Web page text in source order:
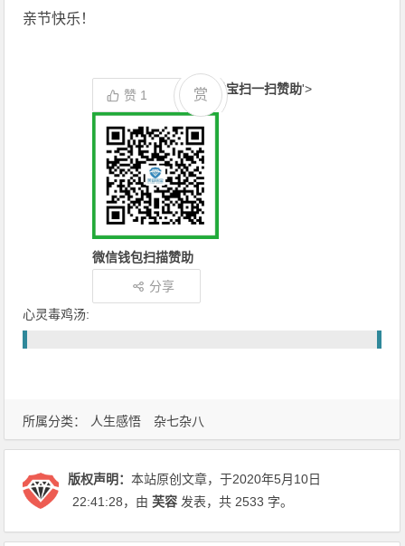
所属分类： 人生感悟 杂七杂八
亲节快乐！
赞 1 支付宝扫一扫赞助
微信钱包扫描赞助
'>
赏
分享
心灵毒鸡汤:
版权声明：本站原创文章，于2020年5月10日
22:41:28，由芙容 发表，共 2533 字。